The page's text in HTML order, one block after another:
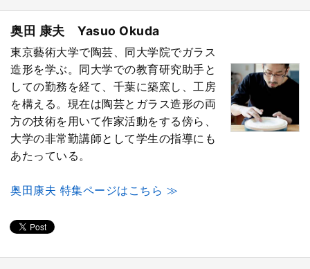
奥田 康夫 Yasuo Okuda
東京藝術大学で陶芸、同大学院でガラス
造形を学ぶ。同大学での教育研究助手と
しての勤務を経て、千葉に築窯し、工房
を構える。現在は陶芸とガラス造形の両
方の技術を用いて作家活動をする傍ら、
大学の非常勤講師として学生の指導にも
あたっている。
奥田康夫 特集ページはこちら ≫